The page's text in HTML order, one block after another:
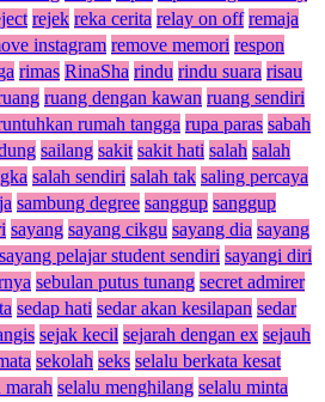
rejek reka cerita relay on off remaja
instagram remove memori respon
rimas RinaSha rindu rindu suara risau
ruang dengan kawan ruang sendiri
rumah tangga rupa paras sabah
sailang sakit sakit hati salah salah
salah sendiri salah tak saling percaya
sambung degree sanggup sanggup
sayang sayang cikgu sayang dia sayang
sayang pelajar student sendiri sayangi diri
sebulan putus tunang secret admirer
sedap hati sedar akan kesilapan sedar
sejak kecil sejarah dengan ex sejauh
sekolah seks selalu berkata kesat
marah selalu menghilang selalu minta